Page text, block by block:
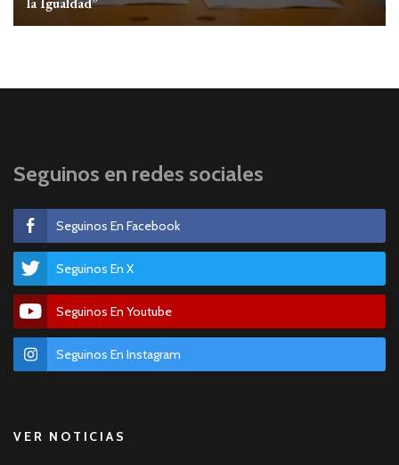
Seguinos en redes sociales
Seguinos En Facebook
Seguinos En X
Seguinos En Youtube
Seguinos En Instagram
VER NOTICIAS